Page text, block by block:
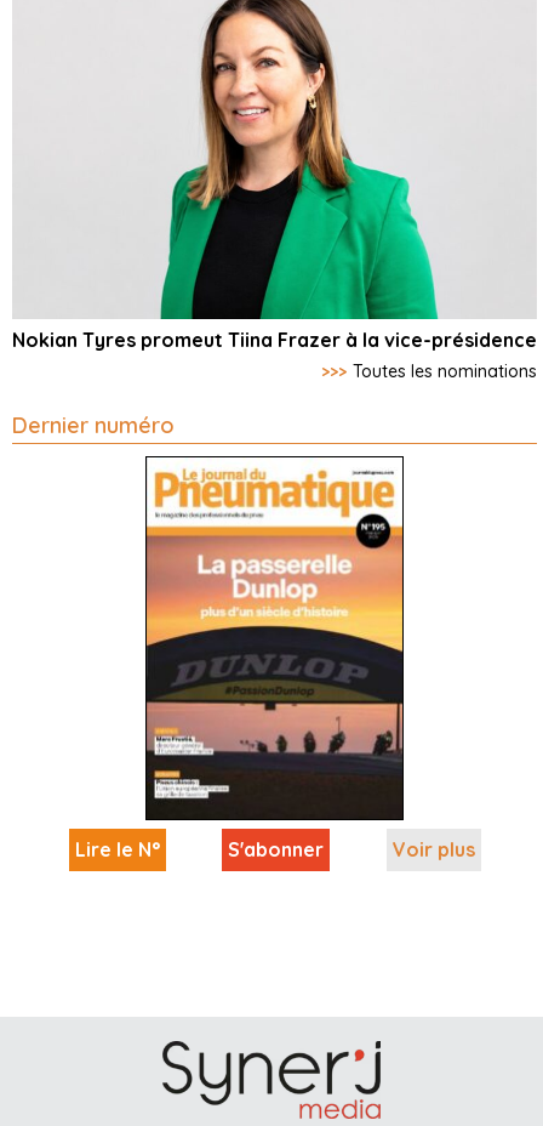
Nokian Tyres promeut Tiina Frazer à la vice-présidence
>>> Toutes les nominations
Dernier numéro
Lire le N° S'abonner Voir plus